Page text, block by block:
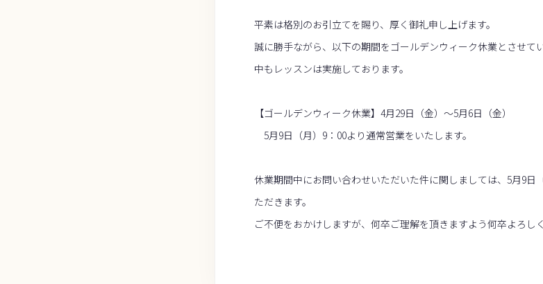
平素は格別のお引立てを賜り、厚く御礼申し上げます。
誠に勝手ながら、以下の期間をゴールデンウィーク休業とさせて
中もレッスンは実施しております。
【ゴールデンウィーク休業】4月29日（金）～5月6日（金）
5月9日（月）9：00より通常営業をいたします。
休業期間中にお問い合わせいただいた件に関しましては、5月9日
ただきます。
ご不便をおかけしますが、何卒ご理解を頂きますよう何卒よろし